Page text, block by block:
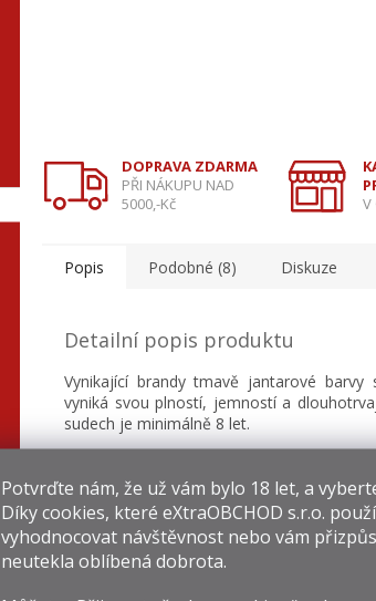
Potvrďte nám​​, že už vám bylo 18 let, a
Díky cookies, které eXtraOBCHOD s.r.o.
vyhodnocovat návštěvnost nebo vám
neutekla oblíbená dobrota.
DOPRAVA ZDARMA
PŘI NÁKUPU NAD
5000,-Kč
V
Popis Podobné (8) Diskuze
Detailní popis produktu
Vynikající brandy tmavě jantarové
vyniká svou plností, jemností a
sudech je minimálně 8 let.
Související produkty